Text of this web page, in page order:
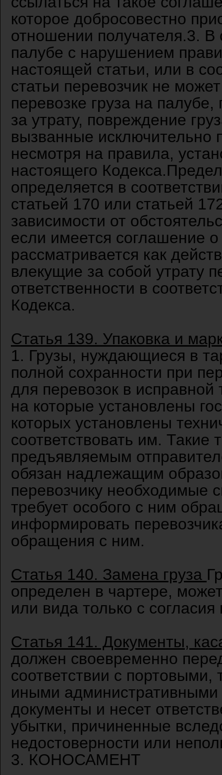
которое добросовестно
отношении получателя.3. В
палубе с нарушением
настоящей статьи, или в
статьи перевозчик не
перевозке груза на палубе,
за утрату, повреждение
вызванные исключительно
несмотря на правила,
настоящего
определяется в
статьей 170 или статьей
зависимости от
если имеется соглашение
рассматривается как
влекущие за собой утрату
ответственности в
Кодекса.
Статья 139. Упаковка и
1. Грузы, нуждающиеся в
полной сохранности при
для перевозок в исправной
на которые установлены
которых установлены
соответствовать им. Такие
предъявляемым
обязан надлежащим
перевозчику необходимые
требует особого с ним
информировать
обращения с ним.
Статья 140. Замена груза
определен в чартере,
или вида только с согласия
Статья 141. Документы,
должен своевременно
соответствии с
иными
документы и несет
убытки, причиненные
недостоверности или
3. КОНОСАМЕНТ